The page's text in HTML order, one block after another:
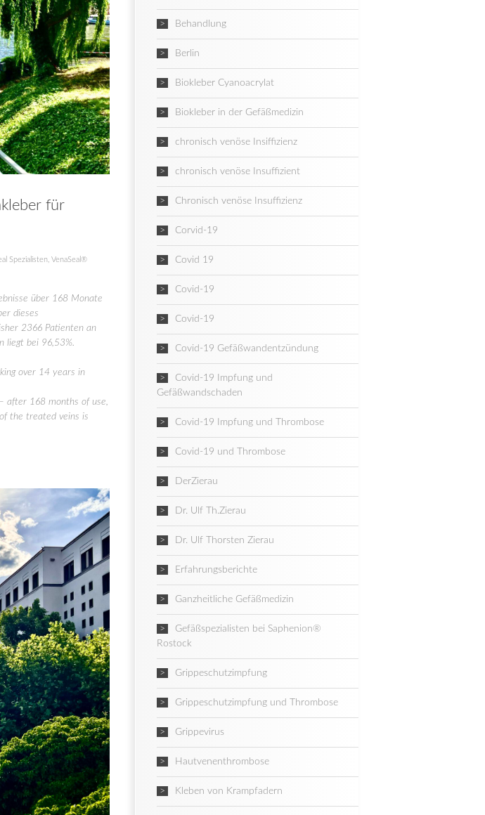
für
Spezialisten VenaSeal®
über 168 Monate
dieses
2366 Patienten an
liegt bei 96,53%.
over 14 years in
after 168 months of use,
the treated veins is
Behandlung
Berlin
Biokleber Cyanoacrylat
Biokleber in der Gefäßmedizin
chronisch venöse Insiffizienz
chronisch venöse Insuffizient
Chronisch venöse Insuffizienz
Corvid-19
Covid 19
Covid-19
Covid-19
Covid-19 Gefäßwandentzündung
Covid-19 Impfung und
Gefäßwandschaden
Covid-19 Impfung und Thrombose
Covid-19 und Thrombose
DerZierau
Dr. Ulf Th.Zierau
Dr. Ulf Thorsten Zierau
Erfahrungsberichte
Ganzheitliche Gefäßmedizin
Gefäßspezialisten bei Saphenion®
Rostock
Grippeschutzimpfung
Grippeschutzimpfung und Thrombose
Grippevirus
Hautvenenthrombose
Kleben von Krampfadern